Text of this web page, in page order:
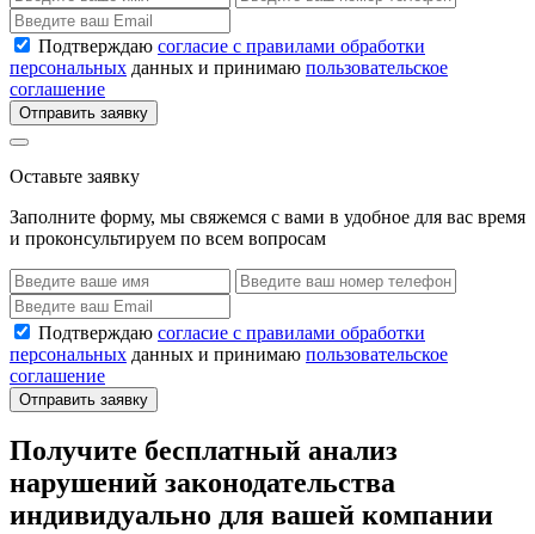
Подтверждаю согласие с правилами обработки
персональных данных и принимаю пользовательское
соглашение
Отправить заявку
Оставьте заявку
Заполните форму, мы свяжемся с вами в удобное для вас время
и проконсультируем по всем вопросам
Подтверждаю согласие с правилами обработки
персональных данных и принимаю пользовательское
соглашение
Отправить заявку
Получите бесплатный анализ
нарушений законодательства
индивидуально для вашей компании